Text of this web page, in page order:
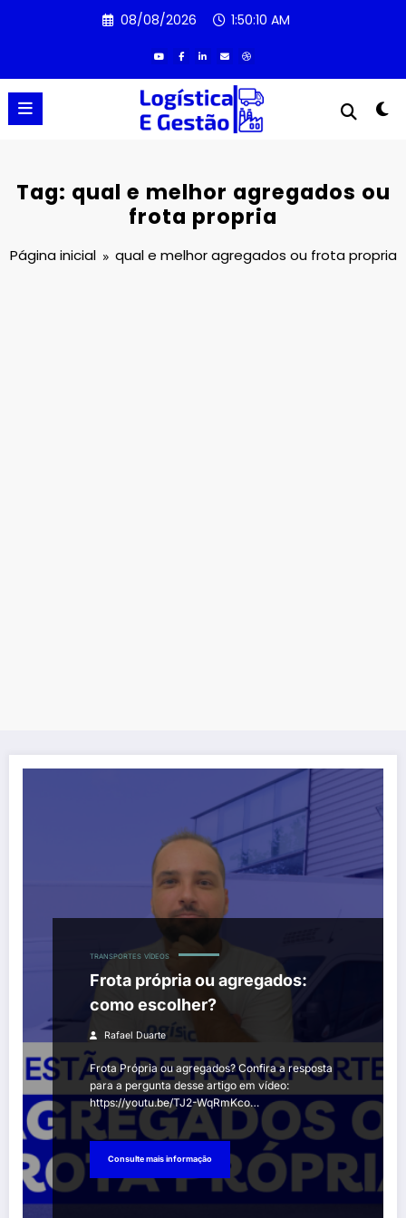
08/08/2026 1:50:10 AM
Tag: qual e melhor agregados ou
frota propria
Página inicial qual e melhor agregados ou frota propria
TRANSPORTES VÍDEOS
Frota própria ou agregados:
como escolher?
Rafael Duarte
Frota Própria ou agregados? Confira a resposta
para a pergunta desse artigo em vídeo:
https://youtu.be/TJ2-WqRmKco…
Consulte mais informação